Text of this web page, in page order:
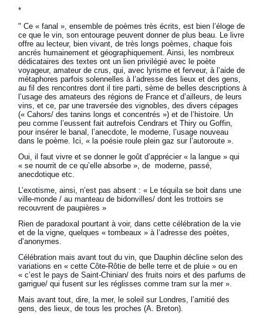
*
" Ce « fanal », ensemble de poèmes très écrits, est bien l’éloge de
ce que le vin, son entourage peuvent donner de plus beau. Le livre
offre au lecteur, bien vivant, de très longs poèmes, chaque fois
ancrés humainement et géographiquement. Ainsi, les nombreux
dédicataires des textes ont un lien privilégié avec le poète
voyageur, amateur de crus, qui, avec lyrisme et ferveur, à l’aide de
métaphores parfois solennelles à l’adresse des lieux et des gens,
au fil des rencontres dont il tire parti, sème de belles descriptions à
l’usage des amateurs des régions de France et d’ailleurs, de leurs
vins, et ce, par une traversée des vignobles, des divers cépages
(« Cahors/ des tanins longs et concentrés ») et de l’histoire. Un
peu comme l’eussent fait autrefois Cendrars et Thiry ou Goffin,
pour insérer le banal, l’anecdote, le moderne, l’usage nouveau
dans le poème. Ici, « la poésie roule plein gaz sur l’autoroute ».
Oui, il faut vivre et se donner le goût d’apprécier « la langue » qui
« se nourrit de ce qu’elle absorbe », de moderne, passé,
anecdotique etc.
L’exotisme, ainsi, n’est pas absent : « Le téquila se boit dans une
ville-monde / au manteau de bidonvilles/ dont les trottoirs se
recouvrent de paupières »
Rien de paradoxal pourtant à voir, dans cette célébration de la vie
et de la vigne, quelques « tombeaux » à l’adresse des poètes,
d’anonymes.
Célébration mais avant tout du vin, que Dauphin décline selon des
variations en « cette Côte-Rôtie de belle terre et de pluie » ou en
« c’est le pays de Saint-Chinian/ des fruits noirs et des parfums de
garrigue/ qui fusent sur les réglisses comme tram sur la mer ».
Mais avant tout, dire, la mer, le soleil sur Londres, l’amitié des
gens, des lieux, de tous les proches (A. Breton).